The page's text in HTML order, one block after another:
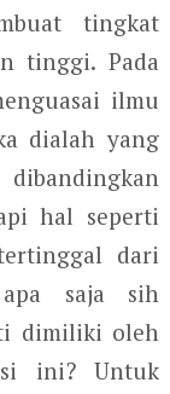
tingkat
tinggi. Pada
ilmu
dialah yang
hal seperti
dari
saja sih
dimiliki oleh
ini? Untuk